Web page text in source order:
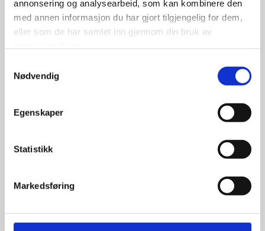
annonsering og analysearbeid, som kan kombinere den
med annen informasjon du har gjort tilgjengelig for dem,
eller som de har samlet inn gjennom din bruk av
Nødvendig
Egenskaper
Statistikk
Markedsføring